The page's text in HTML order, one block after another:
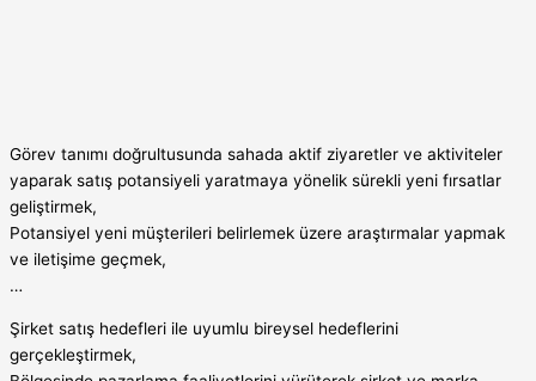
Görev tanımı doğrultusunda sahada aktif ziyaretler ve aktiviteler
yaparak satış potansiyeli yaratmaya yönelik sürekli yeni fırsatlar
geliştirmek,
Potansiyel yeni müşterileri belirlemek üzere araştırmalar yapmak
ve iletişime geçmek,
…
Şirket satış hedefleri ile uyumlu bireysel hedeflerini
gerçekleştirmek,